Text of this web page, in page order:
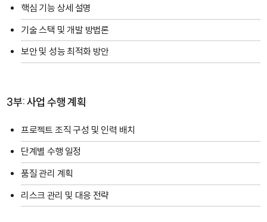
핵심 기능 상세 설명
기술 스택 및 개발 방법론
보안 및 성능 최적화 방안
3부: 사업 수행 계획
프로젝트 조직 구성 및 인력 배치
단계별 수행 일정
품질 관리 계획
리스크 관리 및 대응 전략